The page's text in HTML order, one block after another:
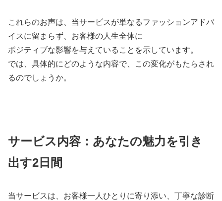
これらのお声は、当サービスが単なるファッションアドバ
イスに留まらず、お客様の人生全体に
ポジティブな影響を与えていることを示しています。
では、具体的にどのような内容で、この変化がもたらされ
るのでしょうか。
サービス内容：あなたの魅力を引き
出す2日間
当サービスは、お客様一人ひとりに寄り添い、丁寧な診断